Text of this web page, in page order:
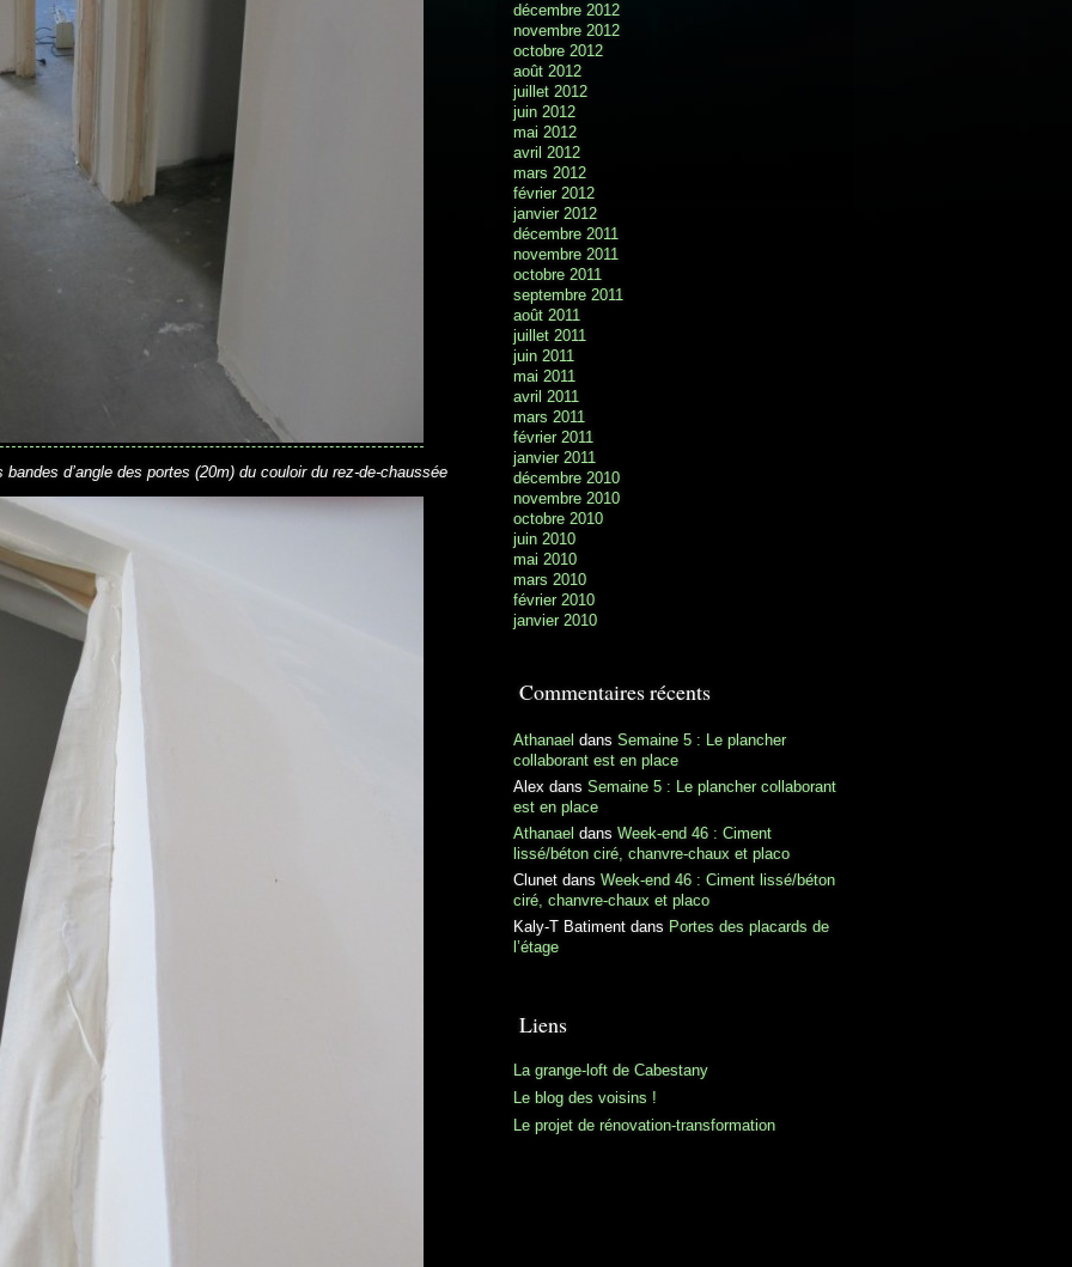
d’angle des portes (20m) du couloir du rez-de-chaussée
décembre 2012
novembre 2012
octobre 2012
août 2012
juillet 2012
juin 2012
mai 2012
avril 2012
mars 2012
février 2012
janvier 2012
décembre 2011
novembre 2011
octobre 2011
septembre 2011
août 2011
juillet 2011
juin 2011
mai 2011
avril 2011
mars 2011
février 2011
janvier 2011
décembre 2010
novembre 2010
octobre 2010
juin 2010
mai 2010
mars 2010
février 2010
janvier 2010
Commentaires récents
Athanael dans Semaine 5 : Le plancher
collaborant est en place
Alex dans Semaine 5 : Le plancher collaborant
est en place
Athanael dans Week-end 46 : Ciment
lissé/béton ciré, chanvre-chaux et placo
Clunet dans Week-end 46 : Ciment lissé/béton
ciré, chanvre-chaux et placo
Kaly-T Batiment dans Portes des placards de
l’étage
Liens
La grange-loft de Cabestany
Le blog des voisins !
Le projet de rénovation-transformation